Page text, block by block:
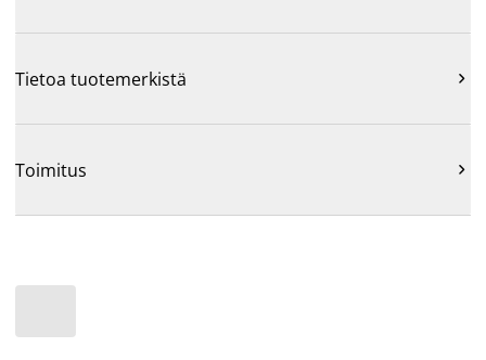
Tietoa tuotemerkistä 
Toimitus 